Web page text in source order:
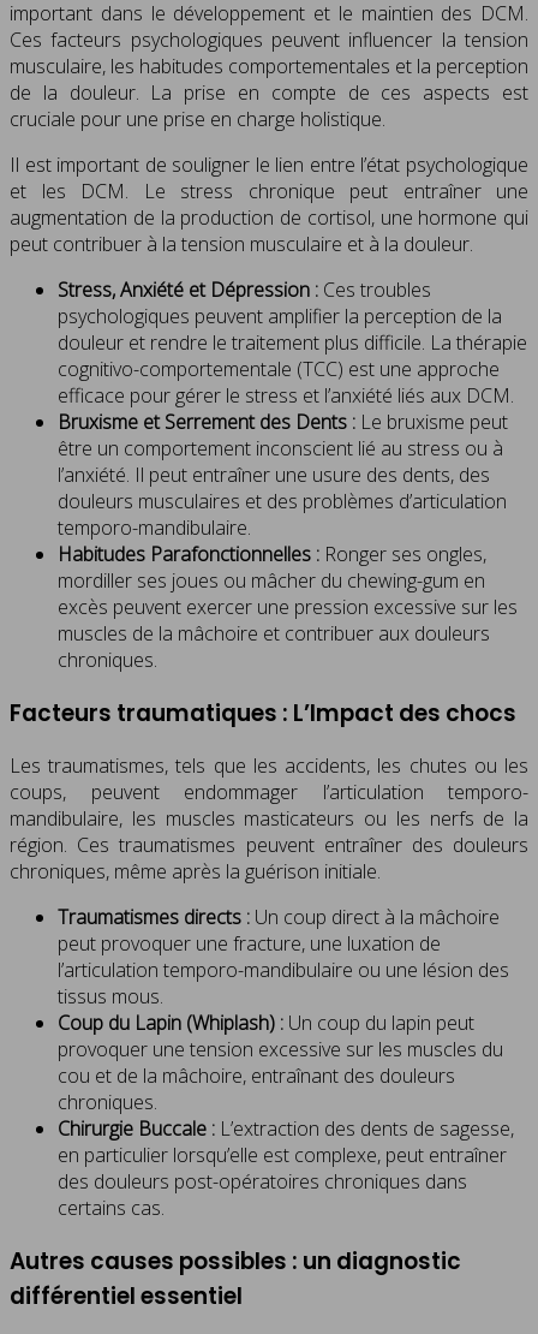
important dans le développement et le maintien des DCM.
Ces facteurs psychologiques peuvent influencer la tension
musculaire, les habitudes comportementales et la perception
de la douleur. La prise en compte de ces aspects est
cruciale pour une prise en charge holistique.
Il est important de souligner le lien entre l’état psychologique
et les DCM. Le stress chronique peut entraîner une
augmentation de la production de cortisol, une hormone qui
peut contribuer à la tension musculaire et à la douleur.
Stress, Anxiété et Dépression : Ces troubles
psychologiques peuvent amplifier la perception de la
douleur et rendre le traitement plus difficile. La thérapie
cognitivo-comportementale (TCC) est une approche
efficace pour gérer le stress et l’anxiété liés aux DCM.
Bruxisme et Serrement des Dents : Le bruxisme peut
être un comportement inconscient lié au stress ou à
l’anxiété. Il peut entraîner une usure des dents, des
douleurs musculaires et des problèmes d’articulation
temporo-mandibulaire.
Habitudes Parafonctionnelles : Ronger ses ongles,
mordiller ses joues ou mâcher du chewing-gum en
excès peuvent exercer une pression excessive sur les
muscles de la mâchoire et contribuer aux douleurs
chroniques.
Facteurs traumatiques : L’Impact des chocs
Les traumatismes, tels que les accidents, les chutes ou les
coups, peuvent endommager l’articulation temporo-
mandibulaire, les muscles masticateurs ou les nerfs de la
région. Ces traumatismes peuvent entraîner des douleurs
chroniques, même après la guérison initiale.
Traumatismes directs : Un coup direct à la mâchoire
peut provoquer une fracture, une luxation de
l’articulation temporo-mandibulaire ou une lésion des
tissus mous.
Coup du Lapin (Whiplash) : Un coup du lapin peut
provoquer une tension excessive sur les muscles du
cou et de la mâchoire, entraînant des douleurs
chroniques.
Chirurgie Buccale : L’extraction des dents de sagesse,
en particulier lorsqu’elle est complexe, peut entraîner
des douleurs post-opératoires chroniques dans
certains cas.
Autres causes possibles : un diagnostic
différentiel essentiel